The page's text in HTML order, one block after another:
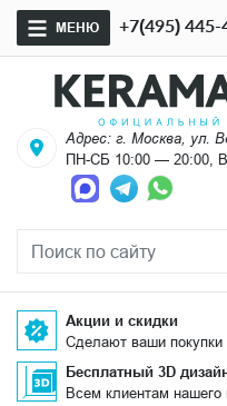
МЕНЮ +7(495) 445-
Адрес: г. Москва, ул.
ПН-СБ 10:00 — 20:00,
Акции и скидки
Сделают ваши
Бесплатный 3D
Всем клиентам нашего